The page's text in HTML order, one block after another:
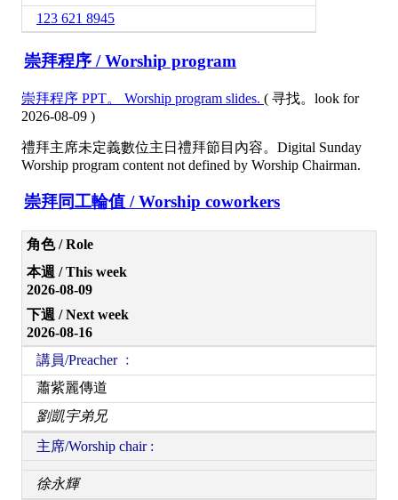
123 621 8945
崇拜程序 / Worship program
崇拜程序 PPT。 Worship program slides. ( 寻找。look for
2026-08-09 )
禮拜主席未定義數位主日禮拜節目內容。Digital Sunday
Worship program content not defined by Worship Chairman.
崇拜同工輪值 / Worship coworkers
角色 / Role
本週 / This week
2026-08-09
下週 / Next week
2026-08-16
講員/Preacher ﹕
蕭紫麗傳道
劉凱宇弟兄
主席/Worship chair :
徐永輝